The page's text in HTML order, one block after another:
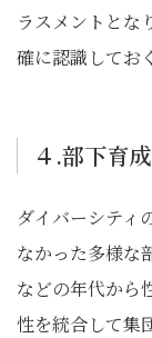
ラスメントとな
確に認識してお
４.部下育
ダイバーシティ
なかった多様な
などの年代から
性を統合して集